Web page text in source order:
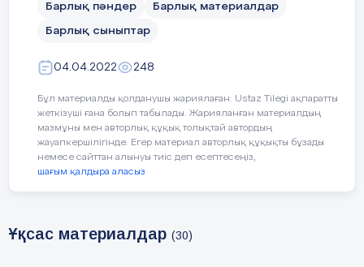
өзгерістер мен дамуға, тех.
жетістіктерге орай Байланыс
аяғында оптикалық телеграф пайда
хабар бере алатын телеграф
аппараттары шықты. 1837 жылы
сызық пен нүкте (код) арқылы тұтас
сөздерді бере алатын Морзе
аппаратын, 1876 жылы телефон, 1895
жабдықтарының сипатына қарай
Барлық пәндер Барлық материалдар
Барлық сыныптар
04.04.2022 248
Бұл материалды қолданушы жариялаған. Ustaz Tilegi ақпаратты
жеткізуші ғана болып табылады. Жарияланған материалдың
мазмұны мен авторлық құқық толықтай автордың
жауапкершілігінде. Егер материал авторлық құқықты бұзады
немесе сайттан алынуы тиіс деп есептесеңіз,
шағым қалдыра аласыз
Ұқсас материалдар (30)